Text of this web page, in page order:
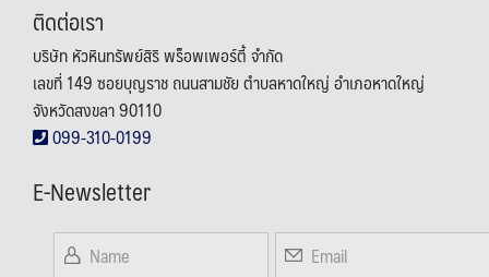
ติดต่อเรา
บริษัท หัวหินทรัพย์สิริ พร็อพเพอร์ตี้ จำกัด
เลขที่ 149 ซอยบุญราช ถนนสามชัย ตำบลหาดใหญ่ อำเภอหาดใหญ่
จังหวัดสงขลา 90110
099-310-0199
E-Newsletter